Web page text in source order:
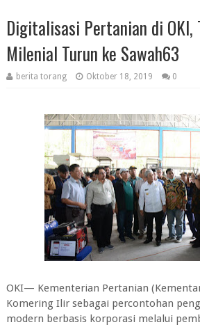
Digitalisasi Pertanian di OKI,
Milenial Turun ke Sawah63
berita torang Oktober 18, 2019 0
OKI— Kementerian Pertanian
Komering Ilir sebagai percontohan
modern berbasis korporasi melalui